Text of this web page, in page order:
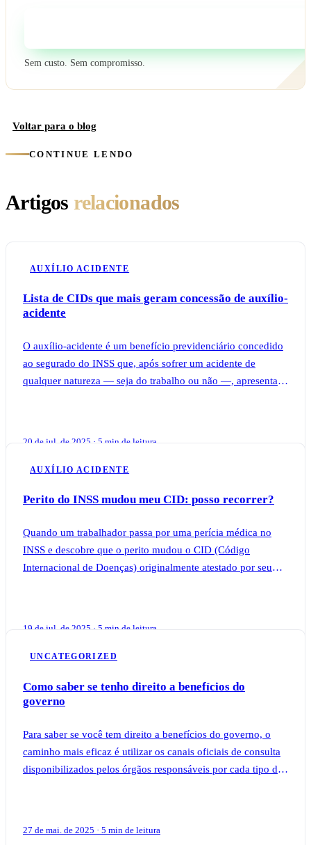
Sem custo. Sem compromisso.
Voltar para o blog
CONTINUE LENDO
Artigos relacionados
AUXÍLIO ACIDENTE
Lista de CIDs que mais geram concessão de auxílio-
acidente
O auxílio-acidente é um benefício previdenciário concedido
ao segurado do INSS que, após sofrer um acidente de
qualquer natureza — seja do trabalho ou não —, apresenta
20 de jul. de 2025 · 5 min de leitura
AUXÍLIO ACIDENTE
Perito do INSS mudou meu CID: posso recorrer?
Quando um trabalhador passa por uma perícia médica no
INSS e descobre que o perito mudou o CID (Código
Internacional de Doenças) originalmente atestado por seu
19 de jul. de 2025 · 5 min de leitura
UNCATEGORIZED
Como saber se tenho direito a benefícios do
governo
Para saber se você tem direito a benefícios do governo, o
caminho mais eficaz é utilizar os canais oficiais de consulta
disponibilizados pelos órgãos responsáveis por cada tipo de
27 de mai. de 2025 · 5 min de leitura